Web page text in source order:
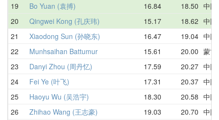
19
Bo Yuan (袁搏) 16.84 18.50 中国
20
Qingwei Kong (孔庆玮) 15.17 18.62 中国
21
Xiaodong Sun (孙晓东) 16.47 19.04 中国
22
Munhsaihan Battumur 15.61 20.00 蒙古
23
Danyi Zhou (周丹忆) 17.59 20.27 中国
24
Fei Ye (叶飞) 17.31 20.37 中国
25
Haoyu Wu (吴浩宇) 18.30 20.58 中国
26
Zhihao Wang (王志豪) 19.03 20.70 中国